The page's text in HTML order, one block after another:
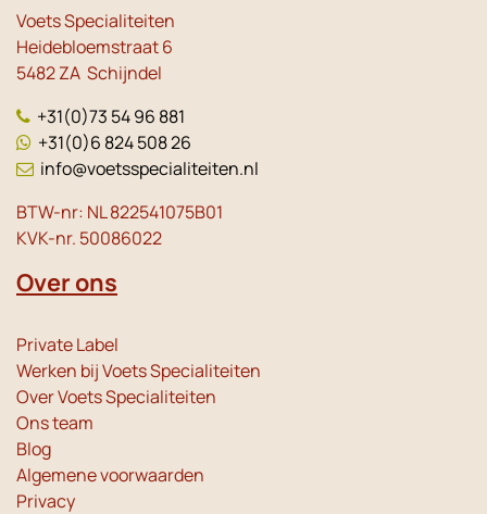
Voets Specialiteiten
Heidebloemstraat 6
5482 ZA Schijndel
+31(0)73 54 96 881
+31(0)6 824 508 26
info@voetsspecialiteiten.nl
BTW-nr: NL 822541075B01
KVK-nr. 50086022
Over ons
Private Label
Werken bij Voets Specialiteiten
Over Voets Specialiteiten
Ons team
Blog
Algemene voorwaarden
Privacy